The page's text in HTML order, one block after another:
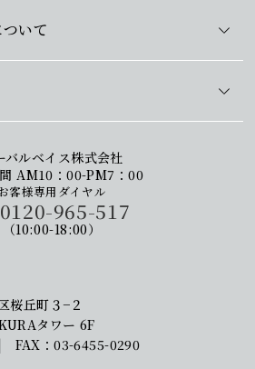
いて
バルベイス株式会社
AM10：00-PM7：00
客様専用ダイヤル
0120-965-517
（10:00-18:00）
桜丘町３−２
タワー 6F
：03-6455-0290